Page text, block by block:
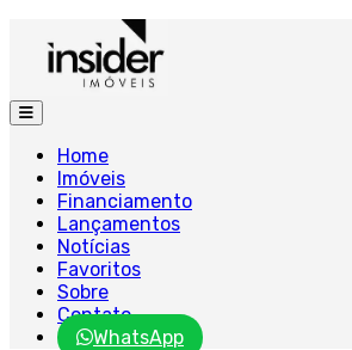
Home
Imóveis
Financiamento
Lançamentos
Notícias
Favoritos
Sobre
Contato
WhatsApp